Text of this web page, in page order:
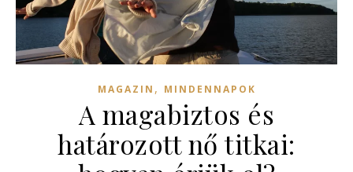
MAGAZIN , MINDENNAPOK
A magabiztos és
határozott nő titkai: